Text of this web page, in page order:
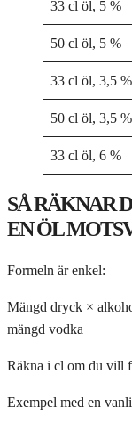
33 cl öl, 5 %
50 cl öl, 5 %
33 cl öl, 3,5 %
50 cl öl, 3,5 %
33 cl öl, 6 %
SÅ RÄKNAR
EN ÖL
Formeln är enkel:
Mängd dryck ×
mängd vodka
Räkna i cl om du vill
Exempel med en